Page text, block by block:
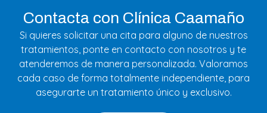
Contacta con Clínica Caamaño
Si quieres solicitar una cita para alguno de nuestros
tratamientos, ponte en contacto con nosotros y te
atenderemos de manera personalizada. Valoramos
cada caso de forma totalmente independiente, para
asegurarte un tratamiento único y exclusivo.